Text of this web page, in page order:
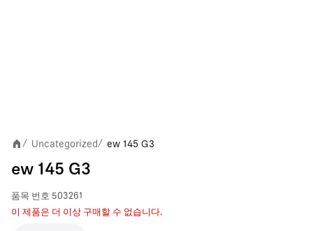
/ Uncategorized/ ew 145 G3
ew 145 G3
품목 번호 503261
이 제품은 더 이상 구매할 수 없습니다.